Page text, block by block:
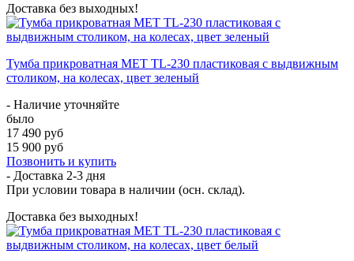
Доставка без выходных!
Тумба прикроватная MET TL-230 пластиковая с выдвижным
столиком, на колесах, цвет зеленый
- Наличие уточняйте
было
17 490 руб
15 900 руб
Позвонить и купить
- Доставка 2-3 дня
При условии товара в наличии (осн. склад).
Доставка без выходных!